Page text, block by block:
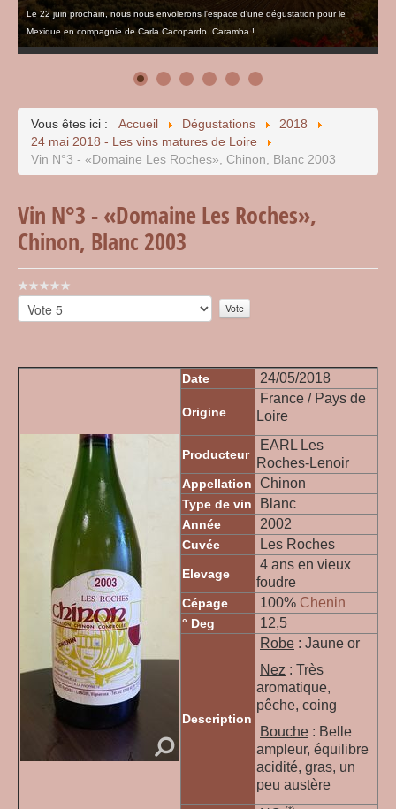
Le 22 juin prochain, nous nous envolerons l'espace d'une dégustation pour le
Mexique en compagnie de Carla Cacopardo. Caramba !
Vous êtes ici : Accueil Dégustations
2018
24 mai 2018 - Les vins matures de Loire
Vin N°3 - «Domaine Les Roches», Chinon, Blanc 2003
Vin N°3 - «Domaine Les Roches»,
Chinon, Blanc 2003
Vote
utilisateur:
Veuillez
voter
Date 24/05/2018
Origine
France / Pays de
Loire
Producteur
EARL Les
Roches-Lenoir
Appellation Chinon
Type de vin Blanc
Année 2002
Cuvée Les Roches
Elevage
4 ans en vieux
foudre
Cépage 100% Chenin
° Deg 12,5
Description
Robe : Jaune or
Nez : Très
aromatique,
pêche, coing
Bouche : Belle
ampleur, équilibre
acidité, gras, un
peu austère